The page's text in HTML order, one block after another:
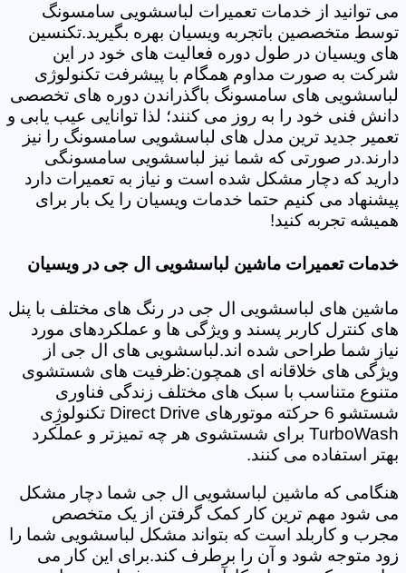
می توانید از خدمات تعمیرات لباسشویی سامسونگ
توسط متخصصین باتجربه ویسیان بهره بگیرید.تکنسین
های ویسیان در طول دوره فعالیت های خود در این
شرکت به صورت مداوم همگام با پیشرفت تکنولوژی
لباسشویی های سامسونگ باگذراندن دوره های تخصصی
دانش فنی خود را به روز می کنند؛ لذا توانایی عیب یابی و
تعمیر جدید ترین مدل های لباسشویی سامسونگ را نیز
دارند.در صورتی که شما نیز لباسشویی سامسونگی
دارید که دچار مشکل شده است و نیاز به تعمیرات دارد
پیشنهاد می کنیم حتما خدمات ویسیان را یک بار برای
همیشه تجربه کنید!
خدمات تعمیرات ماشین لباسشویی ال جی در ویسیان
ماشین های لباسشویی ال جی در رنگ های مختلف با پنل
های کنترل کاربر پسند و ویژگی ها و عملکردهای مورد
نیاز شما طراحی شده اند.لباسشویی های ال جی از
ویژگی های خلاقانه ای همچون:ظرفیت های شستشوی
متنوع متناسب با سبک های مختلف زندگی فناوری
شستشو 6 حرکته موتورهای Direct Drive تکنولوژِی
TurboWash برای شستشوی هر چه تمیزتر و عملکرد
بهتر استفاده می کنند.
هنگامی که ماشین لباسشویی ال جی شما دچار مشکل
می شود مهم ترین کار کمک گرفتن از یک متخصص
مجرب و کاربلد است که بتواند مشکل لباسشویی شما را
زود متوجه شود و آن را برطرف کند.برای این کار می